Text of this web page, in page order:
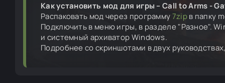
Как установить мод для игры – Call to Arms -
Распаковать мод через программу7zipв папку
Подключить в меню игры, в разделе "Разное".
и системный архиватор Windows.
Подробнее со скриншотами в двух